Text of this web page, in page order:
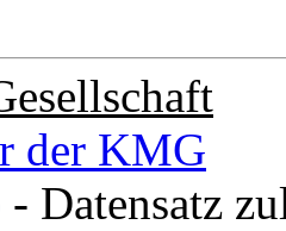
der KMG
- Datensatz